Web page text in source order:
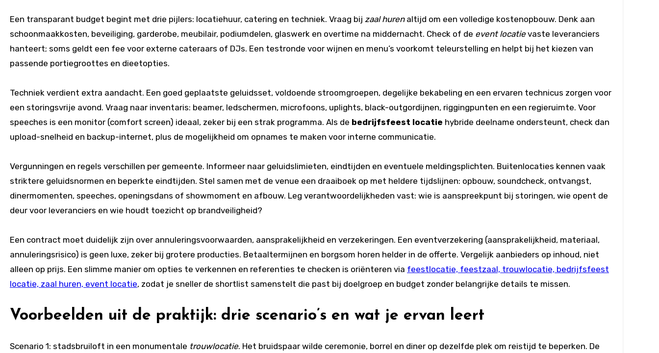
Een transparant budget begint met drie pijlers: locatiehuur, catering en techniek. Vraag bij zaal hurenaltijd om een volledige kostenopbouw. Denk aan
schoonmaakkosten, beveiliging, garderobe, meubilair, podiumdelen, glaswerk en overtime na middernacht. Check of de event locatie vaste leveranciers
hanteert; soms geldt een fee voor externe cateraars of DJs. Een testronde voor wijnen en menu’s voorkomt teleurstelling en helpt bij het kiezen van
passende portiegroottes en dieetopties.
Techniek verdient extra aandacht. Een goed geplaatste geluidsset, voldoende stroomgroepen, degelijke bekabeling en een ervaren technicus zorgen voor
een storingsvrije avond. Vraag naar inventaris: beamer, ledschermen, microfoons, uplights, black-outgordijnen, riggingpunten en een regieruimte. Voor
speeches is een monitor (comfort screen) ideaal, zeker bij een strak programma. Als de bedrijfsfeest locatie hybride deelname ondersteunt, check dan
upload-snelheid en backup-internet, plus de mogelijkheid om opnames te maken voor interne communicatie.
Vergunningen en regels verschillen per gemeente. Informeer naar geluidslimieten, eindtijden en eventuele meldingsplichten. Buitenlocaties kennen vaak
striktere geluidsnormen en beperkte eindtijden. Stel samen met de venue een draaiboek op met heldere tijdslijnen: opbouw, soundcheck, ontvangst,
dinermomenten, speeches, openingsdans of showmoment en afbouw. Leg verantwoordelijkheden vast: wie is aanspreekpunt bij storingen, wie opent de
deur voor leveranciers en wie houdt toezicht op brandveiligheid?
Een contract moet duidelijk zijn over annuleringsvoorwaarden, aansprakelijkheid en verzekeringen. Een eventverzekering (aansprakelijkheid, materiaal,
annuleringsrisico) is geen luxe, zeker bij grotere producties. Betaaltermijnen en borgsom horen helder in de offerte. Vergelijk aanbieders op inhoud, niet
alleen op prijs. Een slimme manier om opties te verkennen en referenties te checken is oriënteren via feestlocatie, feestzaal, trouwlocatie, bedrijfsfeest
locatie, zaal huren, event locatie, zodat je sneller de shortlist samenstelt die past bij doelgroep en budget zonder belangrijke details te missen.
Voorbeelden uit de praktijk: drie scenario’s en wat je ervan leert
Scenario 1: stadsbruiloft in een monumentale trouwlocatie. Het bruidspaar wilde ceremonie, borrel en diner op dezelfde plek om reistijd te beperken. De